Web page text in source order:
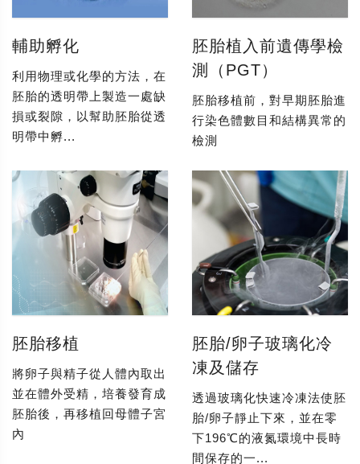
輔助孵化
利用物理或化學的方法，在
胚胎的透明帶上製造一處缺
損或裂隙，以幫助胚胎從透
明帶中孵...
胚胎植入前遺傳學檢
測（PGT）
胚胎移植前，對早期胚胎進
行染色體數目和結構異常的
檢測
胚胎移植
將卵子與精子從人體內取出
並在體外受精，培養發育成
胚胎後，再移植回母體子宮
內
胚胎/卵子玻璃化冷
凍及儲存
透過玻璃化快速冷凍法使胚
胎/卵子靜止下來，並在零
下196℃的液氮環境中長時
間保存的一...